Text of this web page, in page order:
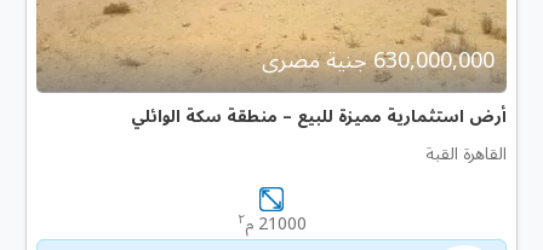
630,000,000 جنية مصرى
أرض استثمارية مميزة للبيع – منطقة سكة الوائلي
القاهرة القبة
21000 م ٢